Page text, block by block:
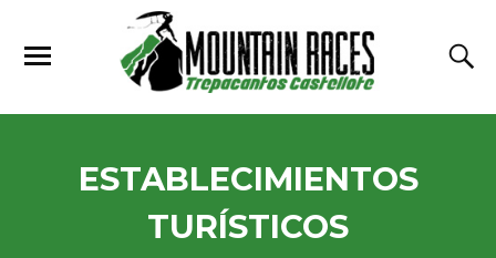
ESTABLECIMIENTOS
TURÍSTICOS